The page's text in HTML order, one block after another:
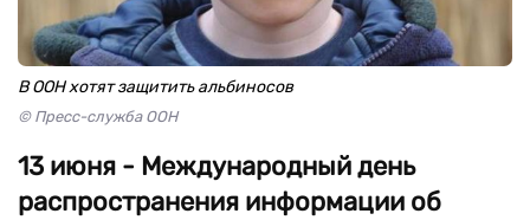
В ООН хотят защитить альбиносов
© Пресс-служба ООН
13 июня - Международный день
распространения информации об